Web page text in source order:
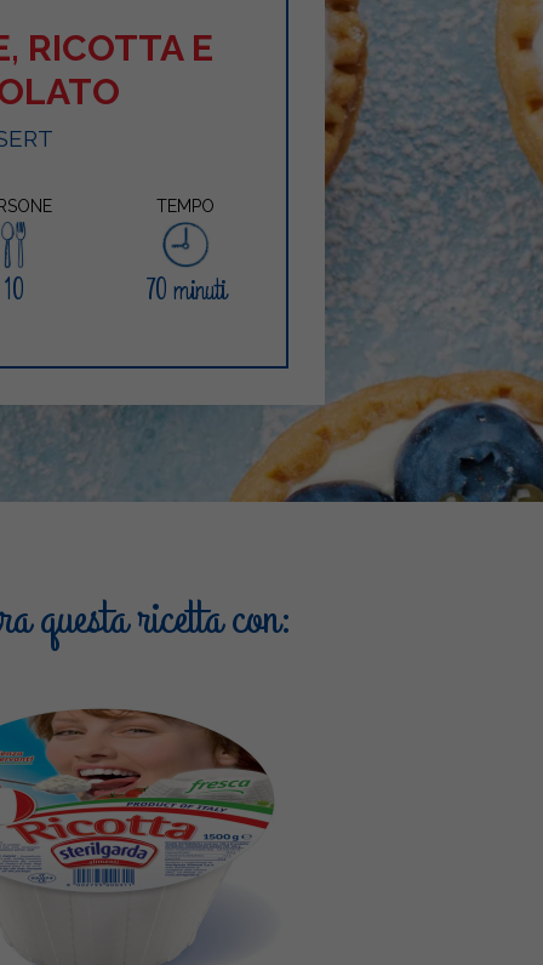
RICOTTA E
TEMPO
10 70 minuti
questa ricetta con: